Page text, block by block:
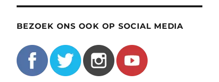
BEZOEK ONS OOK OP SOCIAL MEDIA